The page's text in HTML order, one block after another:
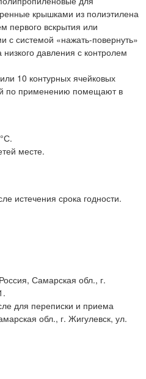
крышками из полиэтилена
первого вскрытия или
системой «нажать-повернуть»
давления с контролем
10 контурных ячейковых
по применению помещают в
месте.
истечения срока годности.
Самарская обл., г.
для переписки и приема
обл., г. Жигулевск, ул.